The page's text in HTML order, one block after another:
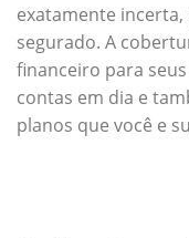
exatamente
segurado. A
financeiro para
contas em dia e
planos que você e